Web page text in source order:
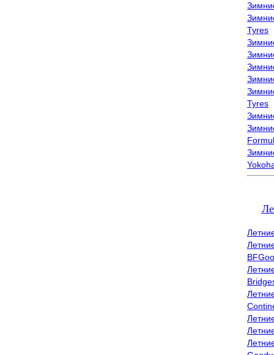
Tyres
Tyres